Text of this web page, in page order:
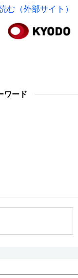
む（外部サイト）
ワード